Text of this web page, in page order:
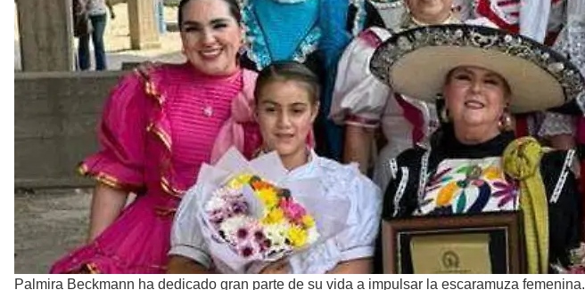
Palmira Beckmann ha dedicado gran parte de su vida a impulsar la escaramuza femenina.